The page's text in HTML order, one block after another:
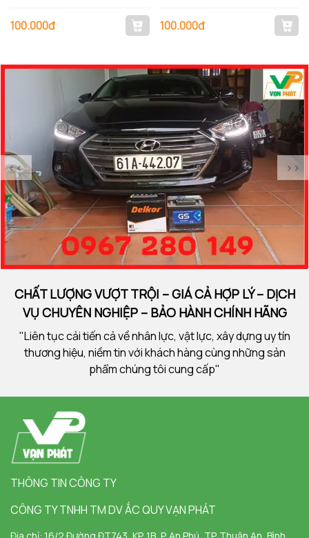
100.000đ
100.000đ
<< >>
CHẤT LƯỢNG VƯỢT TRỘI – GIÁ CẢ HỢP LÝ – DỊCH
VỤ CHUYÊN NGHIỆP – BẢO HÀNH CHÍNH HÃNG
"Liên tục cải tiến cả về nhân lực, vật lực, xây dựng uy tín
thương hiệu, niềm tin với khách hàng cùng những sản
phẩm chúng tôi cung cấp"
THÔNG TIN CÔNG TY
CÔNG TY TNHH TM DV ẮC QUY VẠN PHÁT